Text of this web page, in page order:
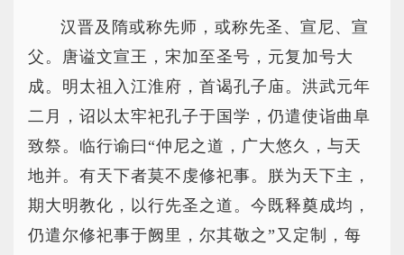
汉晋及隋或称先师，或称先圣、宣尼、宣
父。唐谥文宣王，宋加至圣号，元复加号大
成。明太祖入江淮府，首谒孔子庙。洪武元年
二月，诏以太牢祀孔子于国学，仍遣使诣曲阜
致祭。临行谕曰“仲尼之道，广大悠久，与天
地并。有天下者莫不虔修祀事。朕为天下主，
期大明教化，以行先圣之道。今既释奠成均，
仍遣尔修祀事于阙里，尔其敬之”又定制，每